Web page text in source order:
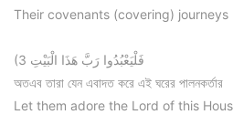
Their covenants (covering)
(3 فَلْيَعْبُدُوا رَبَّ هَذَا الْبَيْتِ
অতএব তারা যেন এবাদত করে এই ঘরের পালনকর্তার
Let them adore the Lord of this